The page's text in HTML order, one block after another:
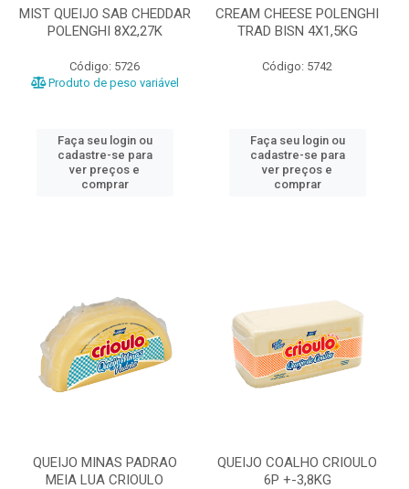
MIST QUEIJO SAB CHEDDAR
POLENGHI 8X2,27K
Código: 5726
Produto de peso variável
Faça seu login ou
cadastre-se para
ver preços e
comprar
CREAM CHEESE POLENGHI
TRAD BISN 4X1,5KG
Código: 5742
Faça seu login ou
cadastre-se para
ver preços e
comprar
QUEIJO MINAS PADRAO
MEIA LUA CRIOULO
QUEIJO COALHO CRIOULO
6P +-3,8KG